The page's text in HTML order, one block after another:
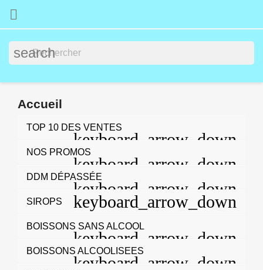

search
Accueil
TOP 10 DES VENTES
NOS PROMOS
DDM DÉPASSÉE
SIROPS
BOISSONS SANS ALCOOL
BOISSONS ALCOOLISEES